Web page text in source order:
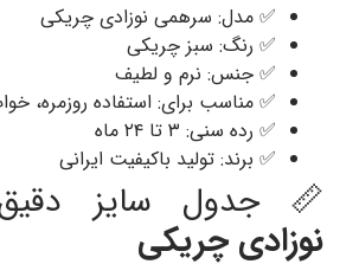
✅ مدل: سرهمی نوزادی چریکی
✅ رنگ: سبز چریکی
✅ جنس: نرم و لطیف
✅ مناسب برای: استفاده روزمره،
✅ رده سنی: ۳ تا ۲۴ ماه
✅ برند: تولید باکیفیت ایرانی
📏 جدول سایز
نوزادی چریکی